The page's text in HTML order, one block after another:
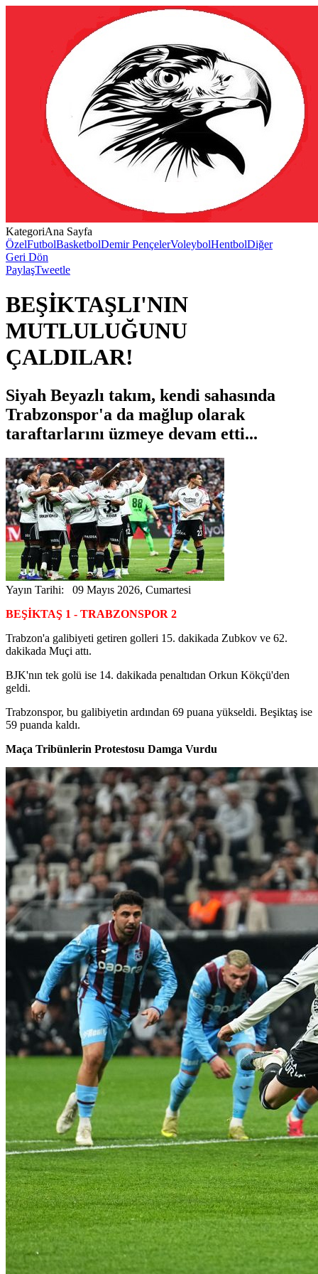
KategoriAna Sayfa
ÖzelFutbolBasketbolDemir PençelerVoleybolHentbolDiğer
Geri Dön
PaylaşTweetle
BEŞİKTAŞLI'NIN
MUTLULUĞUNU
ÇALDILAR!
Siyah Beyazlı takım, kendi sahasında
Trabzonspor'a da mağlup olarak
taraftarlarını üzmeye devam etti...
Yayın Tarihi: 09 Mayıs 2026, Cumartesi
BEŞİKTAŞ 1 - TRABZONSPOR 2
Trabzon'a galibiyeti getiren golleri 15. dakikada Zubkov ve 62.
dakikada Muçi attı.
BJK'nın tek golü ise 14. dakikada penaltıdan Orkun Kökçü'den
geldi.
Trabzonspor, bu galibiyetin ardından 69 puana yükseldi. Beşiktaş ise
59 puanda kaldı.
Maça Tribünlerin Protestosu Damga Vurdu